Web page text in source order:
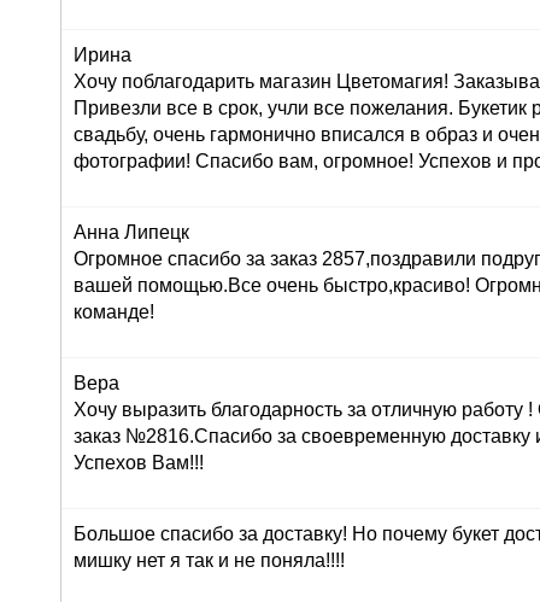
Ирина
Хочу поблагодарить магазин Цветомагия!
Привезли все в срок, учли все пожелания. Букетик
свадьбу, очень гармонично вписался в образ и
фотографии! Спасибо вам, огромное! Успехов и
Анна Липецк
Огромное спасибо за заказ 2857,поздравили
вашей помощью.Все очень быстро,красиво!
команде!
Вера
Хочу выразить благодарность за отличную
заказ №2816.Спасибо за своевременную
Успехов Вам!!!
Большое спасибо за доставку! Но почему букет
мишку нет я так и не поняла!!!!